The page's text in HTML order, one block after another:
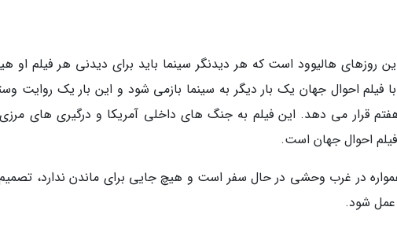
روزهای هالیوود است که هر دیدنگر سینما باید برای دیدنی هر فیلم او
زده باشد. او در آخرین روزهای سال 2020 با فیلم احوال جهان یک بار دیگر به سینما بازمی شود و این بار یک روایت
هفتم قرار می دهد. این فیلم به جنگ های داخلی آمریکا و درگیری های
احوال جهان است.
در غرب وحشی در حال سفر است و هیچ جایی برای ماندن ندارد،
عمل شود.